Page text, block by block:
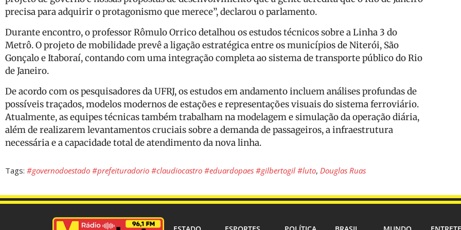
precisa para adquirir o protagonismo que merece”, declarou o parlamento.
Durante encontro, o professor Rômulo Orrico detalhou os estudos técnicos sobre a Linha 3 do
Metrô. O projeto de mobilidade prevê a ligação estratégica entre os municípios de Niterói, São
Gonçalo e Itaboraí, contando com uma integração completa ao sistema de transporte público do Rio
de Janeiro.
De acordo com os pesquisadores da UFRJ, os estudos em andamento incluem análises profundas de
possíveis traçados, modelos modernos de estações e representações visuais do sistema ferroviário.
Atualmente, as equipes técnicas também trabalham na modelagem e simulação da operação diária,
além de realizarem levantamentos cruciais sobre a demanda de passageiros, a infraestrutura
necessária e a capacidade total de atendimento da nova linha.
Tags: #governodoestado #prefeituradorio #claudiocastro #eduardopaes #gilbertogil #luto, Douglas Ruas